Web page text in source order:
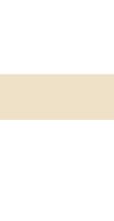
ここからサイト内共
サイト内共通メニュ